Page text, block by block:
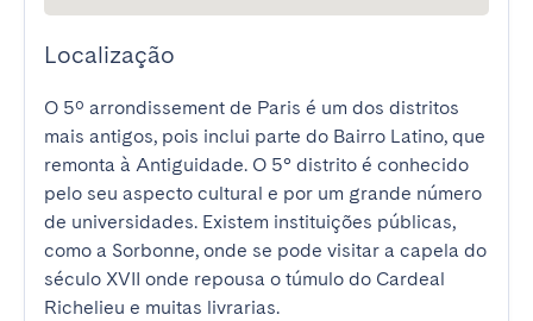
Localização
O 5º arrondissement de Paris é um dos distritos
mais antigos, pois inclui parte do Bairro Latino, que
remonta à Antiguidade. O 5° distrito é conhecido
pelo seu aspecto cultural e por um grande número
de universidades. Existem instituições públicas,
como a Sorbonne, onde se pode visitar a capela do
século XVII onde repousa o túmulo do Cardeal
Richelieu e muitas livrarias.